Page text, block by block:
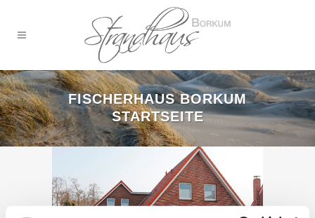
FISCHERHAUS BORKUM
STARTSEITE